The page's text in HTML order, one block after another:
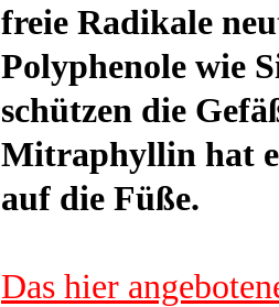
freie Radikale
Polyphenole wie
schützen die
Mitraphyllin hat
auf die Füße.
Das hier